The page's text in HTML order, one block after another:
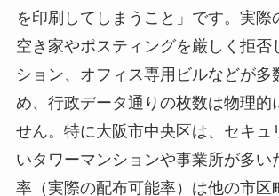
を印刷してしまうこと」です。実際
空き家やポスティングを厳しく拒否
ション、オフィス専用ビルなどが多
め、行政データ通りの枚数は物理的
せん。特に大阪市中央区は、セキュ
いタワーマンションや事業所が多い
率（実際の配布可能率）は他の市区